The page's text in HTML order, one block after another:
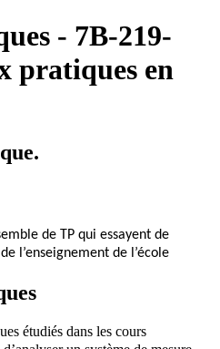
- 7B-219-
pratiques en
de TP qui essayent de
l’enseignement de l’école
étudiés dans les cours